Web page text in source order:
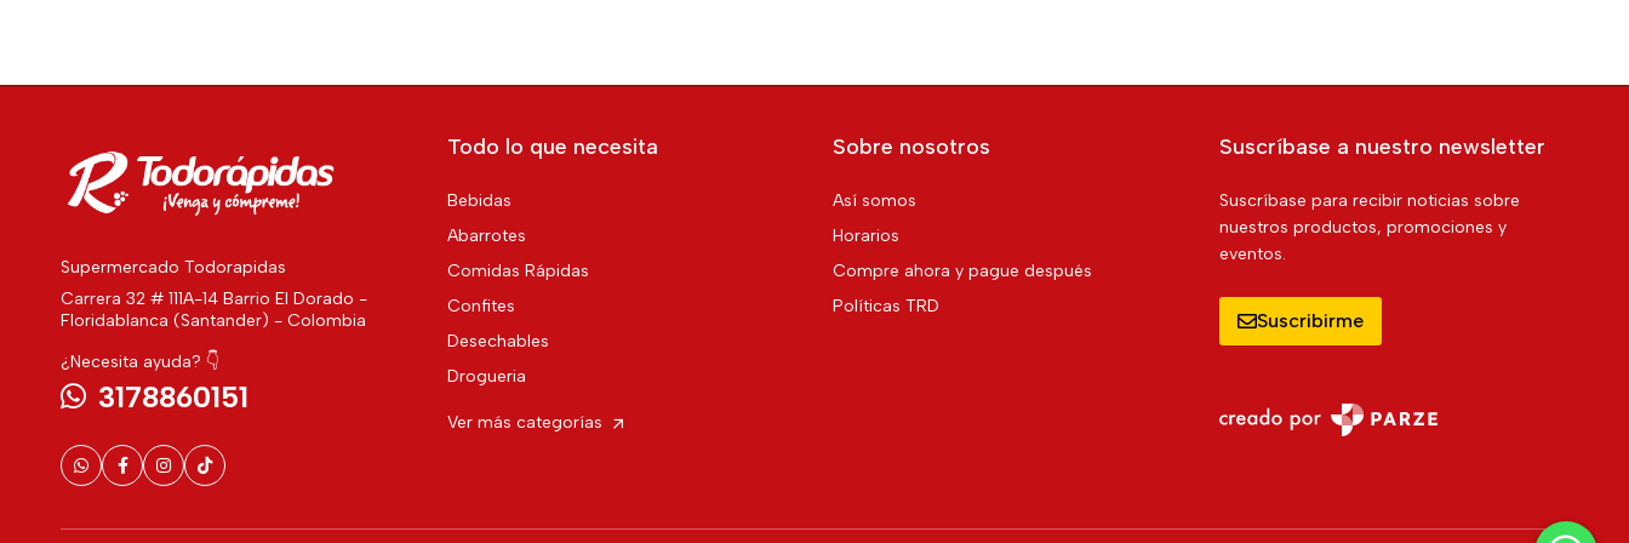
Supermercado Todorapidas
Carrera 32 # 111A-14 Barrio El Dorado -
Floridablanca (Santander) - Colombia
¿Necesita ayuda? 👇
3178860151
Todo lo que necesita
Bebidas
Abarrotes
Comidas Rápidas
Confites
Desechables
Drogueria
Ver más categorías
Sobre nosotros
Así somos
Horarios
Compre ahora y pague después
Políticas TRD
Suscríbase a nuestro newsletter
Suscríbase para recibir noticias sobre
nuestros productos, promociones y
eventos.
Suscribirme